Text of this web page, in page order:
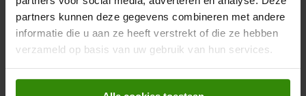
partners kunnen deze gegevens combineren met andere
informatie die u aan ze heeft verstrekt of die ze hebben
verzameld op basis van uw gebruik van hun services.
Bandbreedte 340 MHz
Algemene eigenschappen
Selecteer hieronder een rij om beoordelingen te filteren.
0 sterrensterren
0
0
0 sterren sterren
0
0